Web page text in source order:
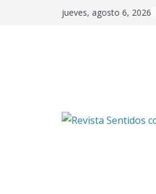
jueves, agosto 6, 2026